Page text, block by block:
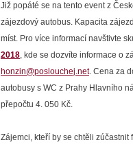
Již popáté se na tento event z
zájezdový autobus. Kapacita
míst. Pro více informací navštivte
2018, kde se dozvíte informace o
honzin@poslouchej.net. Cena za
autobusy s WC z Prahy Hlavního
přepočtu 4. 050 Kč.
Zájemci, kteří by se chtěli